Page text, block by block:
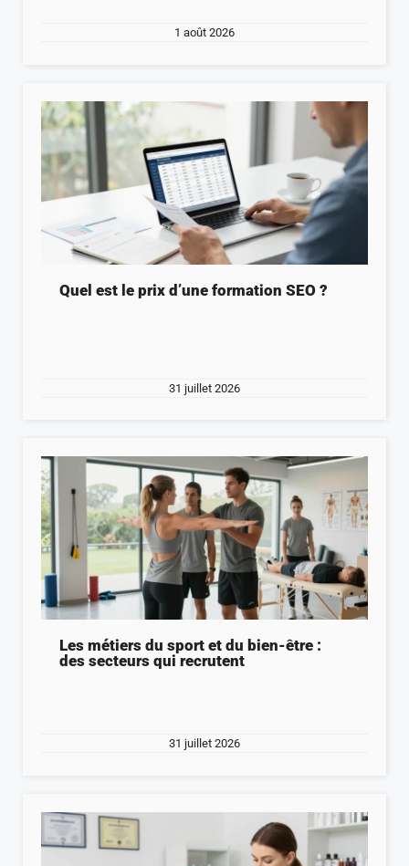
1 août 2026
Quel est le prix d’une formation SEO ?
31 juillet 2026
Les métiers du sport et du bien-être :
des secteurs qui recrutent
31 juillet 2026